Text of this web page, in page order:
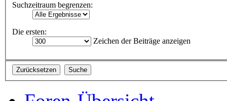
Suchzeitraum begrenzen:
Die ersten:
Zeichen der Beiträge anzeigen